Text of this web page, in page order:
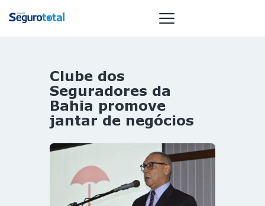
NOTÍCIAS
REVISTA
ESPECIAIS
ST SUMMIT
MULHERES
GESTORAS
Clube dos
Seguradores da
Bahia promove
jantar de negócios